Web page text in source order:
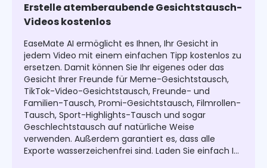
Erstelle atemberaubende Gesichtstausch-
Videos kostenlos
EaseMate AI ermöglicht es Ihnen, Ihr Gesicht in
jedem Video mit einem einfachen Tipp kostenlos zu
ersetzen. Damit können Sie Ihr eigenes oder das
Gesicht Ihrer Freunde für Meme-Gesichtstausch,
TikTok-Video-Gesichtstausch, Freunde- und
Familien-Tausch, Promi-Gesichtstausch, Filmrollen-
Tausch, Sport-Highlights-Tausch und sogar
Geschlechtstausch auf natürliche Weise
verwenden. Außerdem garantiert es, dass alle
Exporte wasserzeichenfrei sind. Laden Sie einfach Ihr